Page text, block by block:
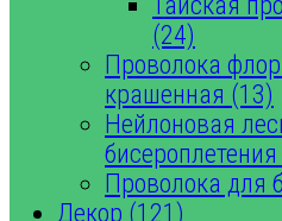
(24)
Проволока
крашенная (13)
Нейлоновая
Проволока для
Декор (121)